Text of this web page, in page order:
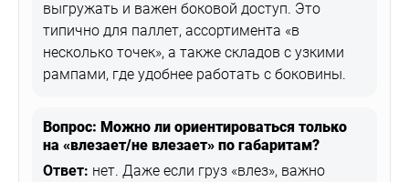
выгружать и важен боковой доступ. Это
типично для паллет, ассортимента «в
несколько точек», а также складов с узкими
рампами, где удобнее работать с боковины.
Вопрос: Можно ли ориентироваться только
на «влезает/не влезает» по габаритам?
Ответ: нет. Даже если груз «влез», важно